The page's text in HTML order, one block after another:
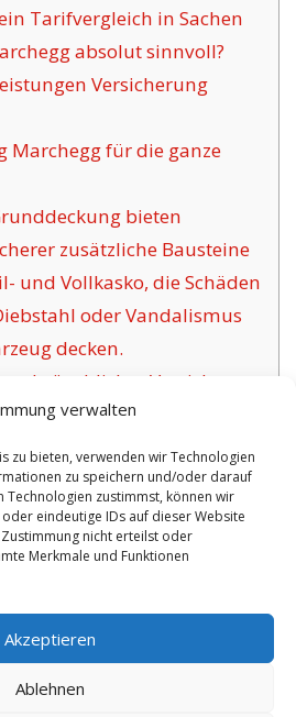
verwalten
zu bieten, verwenden wir Technologien
zu speichern und/oder darauf
Technologien zustimmst, können wir
eindeutige IDs auf dieser Website
nicht erteilst oder
Merkmale und Funktionen
Akzeptieren
Ablehnen
Tarifvergleich in Sachen
absolut sinnvoll?
Versicherung
Marchegg für die ganze
bieten
zusätzliche Bausteine
und Vollkasko, die Schäden
oder Vandalismus
decken.
gebräuchlicher Versicherer
dieser Versicherung in
Versicherungspolicen